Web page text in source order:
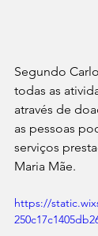
Segundo
todas as
através de
as pessoas
serviços
Maria Mãe.
https://